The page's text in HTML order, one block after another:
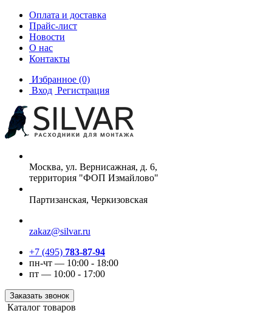
Оплата и доставка
Прайс-лист
Новости
О нас
Контакты
Избранное (0)
Вход Регистрация
Москва, ул. Вернисажная, д. 6,
территория "ФОП Измайлово"
Партизанская, Черкизовская
zakaz@silvar.ru
+7 (495) 783-87-94
пн-чт — 10:00 - 18:00
пт — 10:00 - 17:00
Заказать звонок
Каталог товаров